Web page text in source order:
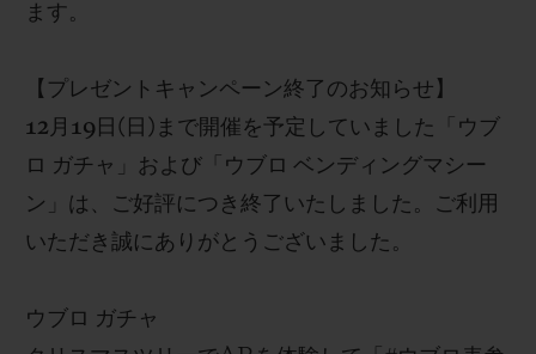
ます。
【 プレゼントキャンペーン終了のお知らせ 】
12月 19 日 ( 日 ) まで開催を予定していまし た
ウブ
ロ ガチャ」および「ウブロ ベンディングマシー
ン」は、ご好評につき終了いたしました 。ご利用
いただき誠にありがとうございました。
ウブロ ガチャ